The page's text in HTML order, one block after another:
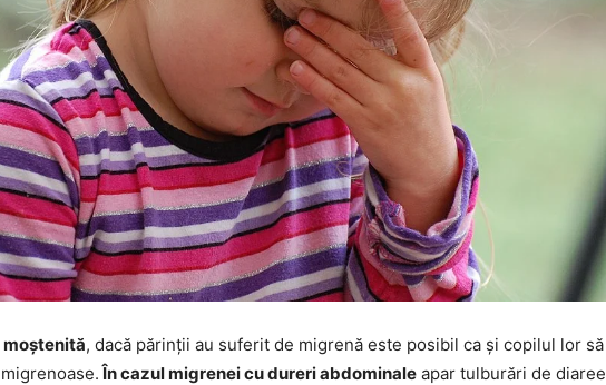
moștenită, dacă părinții au suferit de migrenă este posibil ca și copilul lor să
În cazul migrenei cu dureri abdominale apar tulburări de diaree